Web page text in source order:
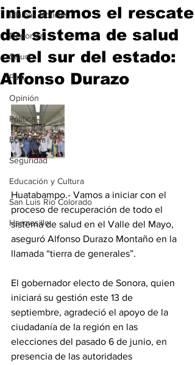
Ultimas Noticias
Deportes
Salud
País
Opinión
Política
Economía
Seguridad
Educación y Cultura
San Luis Río Colorado
Hermosillo
iniciaremos el rescate
del sistema de salud
en el sur del estado:
Alfonso Durazo
Huatabampo.- Vamos a iniciar con el
proceso de recuperación de todo el
sistema de salud en el Valle del Mayo,
aseguró Alfonso Durazo Montaño en la
llamada “tierra de generales”.
El gobernador electo de Sonora, quien
iniciará su gestión este 13 de
septiembre, agradeció el apoyo de la
ciudadanía de la región en las
elecciones del pasado 6 de junio, en
presencia de las autoridades